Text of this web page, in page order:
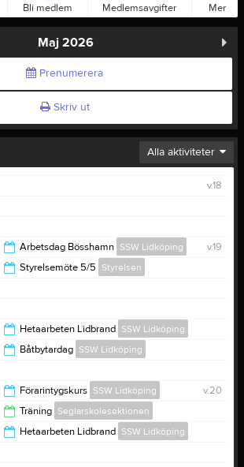
Bli medlem Medlemsavgifter Mer
Maj 2026
Prenumerera
Skriv ut
Alla aktiviteter
v.18
v.19
Arbetsdag Bösshamn SSW Lidköping
Styrelsemöte 5/5 Styrelsen
Hetaarbeten Lidbrand SSW Lidköping
Båtbytardag SSW Lidköping
v.20
Förarintygskurs SSW Lidköping
Träning Seglarskolesektionen
Hetaarbeten Lidbrand SSW Lidköping